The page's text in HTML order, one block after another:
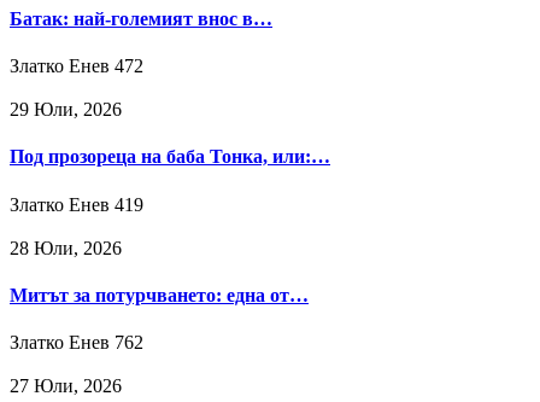
Батак: най-големият внос в…
Златко Енев 472
29 Юли, 2026
Под прозореца на баба Тонка, или:…
Златко Енев 419
28 Юли, 2026
Митът за потурчването: една от…
Златко Енев 762
27 Юли, 2026